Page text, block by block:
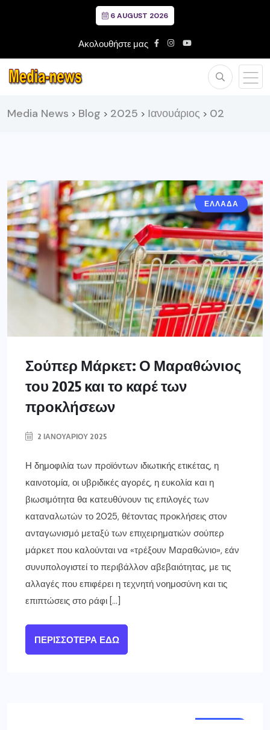
6 AUGUST 2026
Ακολουθήστε μας
Media News > Blog > 2025 > Ιανουάριος > 02
ΕΛΛΑΔΑ
Σούπερ Μάρκετ: Ο Μαραθώνιος
του 2025 και το καρέ των
προκλήσεων
2 ΙΑΝΟΥΑΡΊΟΥ 2025
Η δημοφιλία των προϊόντων ιδιωτικής ετικέτας, η
καινοτομία, οι υβριδικές αγορές, η ευκολία και η
βιωσιμότητα θα κατευθύνουν τις επιλογές των
καταναλωτών το 2025, θέτοντας προκλήσεις στον
ανταγωνισμό μεταξύ των επιχειρηματιών σούπερ
μάρκετ που καλούνται να «τρέξουν Μαραθώνιο», εάν
συνυπολογιστεί το περιβάλλον αβεβαιότητας, με τις
αλλαγές που επιφέρει η τεχνητή νοημοσύνη και τις
επιπτώσεις στο ράφι […]
ΠΕΡΙΣΣΌΤΕΡΑ ΕΔΏ